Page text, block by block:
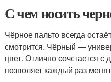
С чем носить
Чёрное пальто всегда
смотрится. Чёрный —
цвет. Отлично сочетается с
позволяет каждый раз